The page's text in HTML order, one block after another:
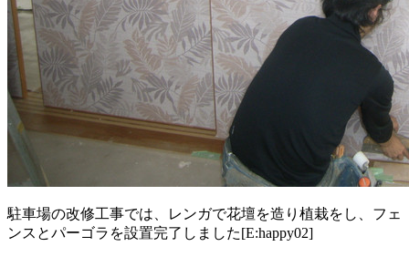
駐車場の改修工事では、レンガで花壇を造り植栽をし、フェ
ンスとパーゴラを設置完了しました[E:happy02]